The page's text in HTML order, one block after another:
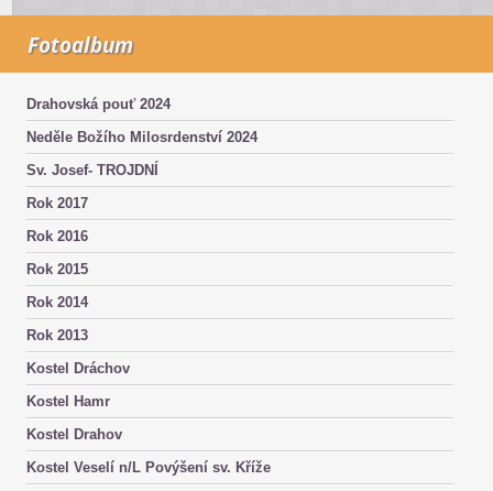
Fotoalbum
Drahovská pouť 2024
Neděle Božího Milosrdenství 2024
Sv. Josef- TROJDNÍ
Rok 2017
Rok 2016
Rok 2015
Rok 2014
Rok 2013
Kostel Dráchov
Kostel Hamr
Kostel Drahov
Kostel Veselí n/L Povýšení sv. Kříže